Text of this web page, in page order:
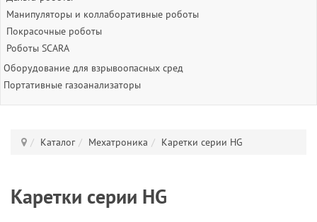
Манипуляторы и коллаборативные роботы
Покрасочные роботы
Роботы SCARA
Оборудование для взрывоопасных сред
Портативные газоанализаторы
Каталог Мехатроника Каретки серии HG
Каретки серии HG